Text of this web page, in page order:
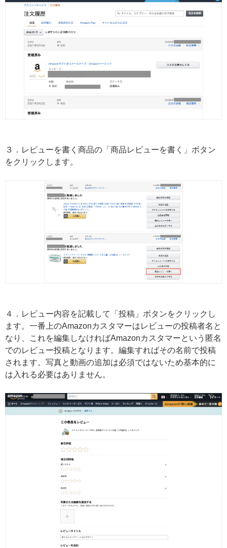
３．レビューを書く商品の「商品レビューを書く」ボタン
をクリックします。
４．レビュー内容を記載して「投稿」ボタンをクリックし
ます。一番上のAmazonカスタマーはレビューの投稿者名と
なり、これを編集しなければAmazonカスタマーという匿名
でのレビュー投稿となります。編集すればその名前で投稿
されます。写真と動画の追加は必須ではないため基本的に
は入れる必要はありません。